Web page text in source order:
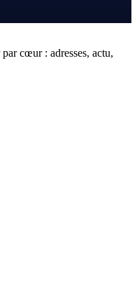
cœur : adresses, actu,